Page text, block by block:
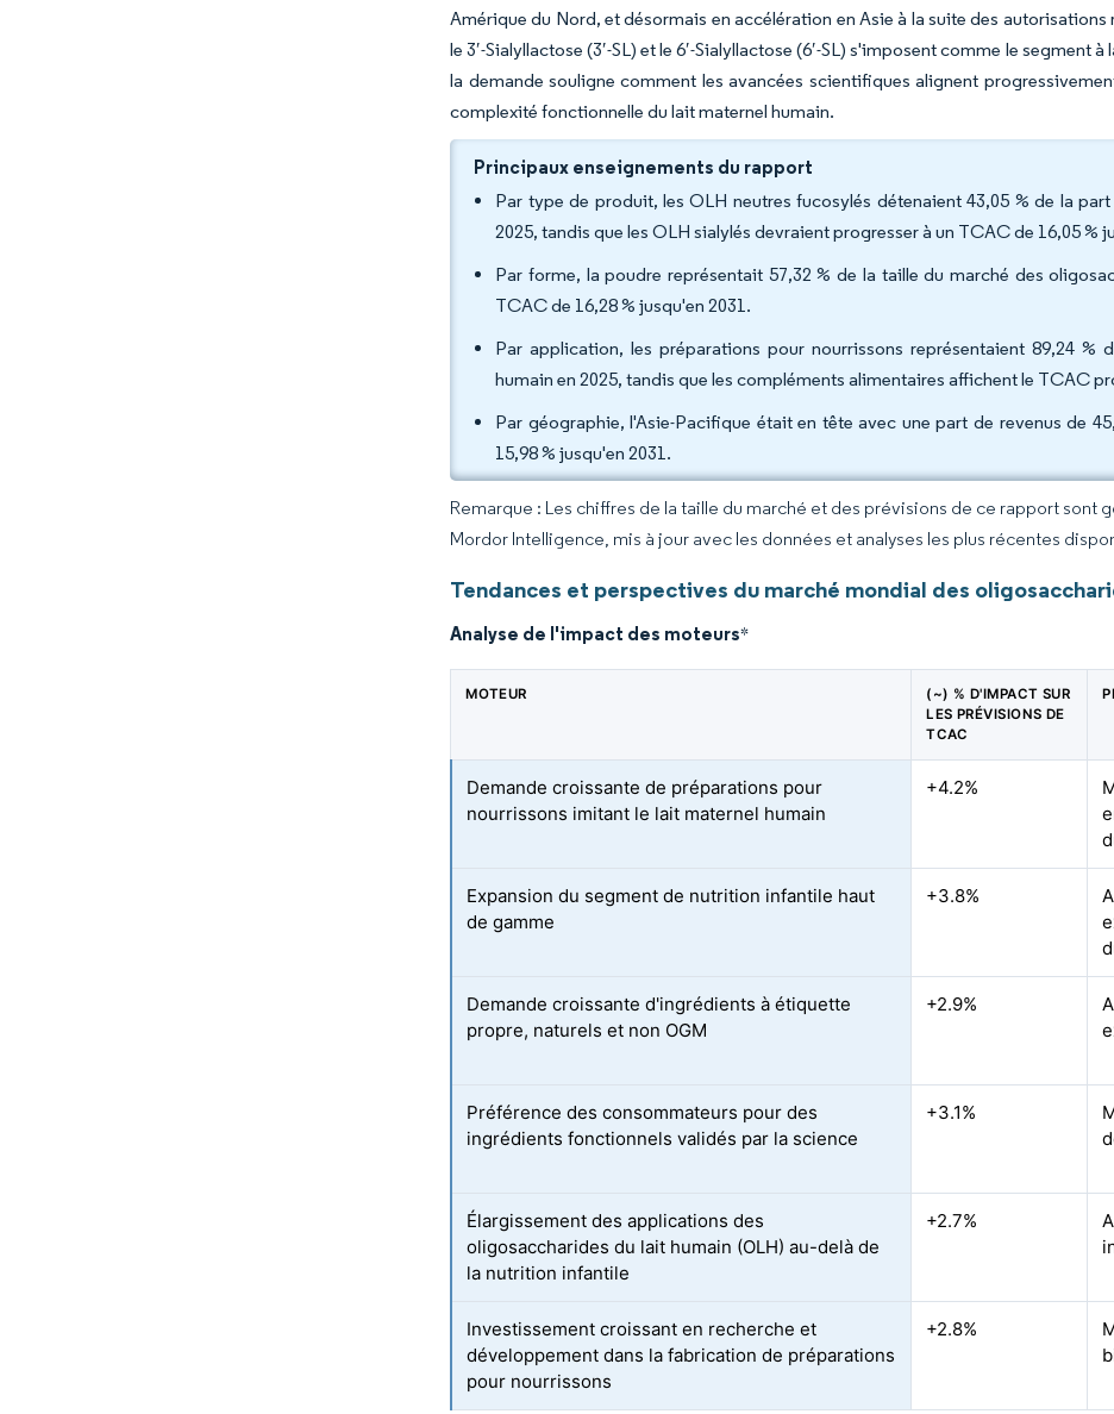
Amérique du Nord, et désormais en accélération en Asie à la suite des
le 3′-Sialyllactose (3′-SL) et le 6′-Sialyllactose (6′-SL) s'imposent comme le
la demande souligne comment les avancées scientifiques alignent
complexité fonctionnelle du lait maternel humain.
Principaux enseignements du rapport
Par type de produit, les OLH neutres fucosylés détenaient 43,05 % de la
2025, tandis que les OLH sialylés devraient progresser à un TCAC de 16,05 %
Par forme, la poudre représentait 57,32 % de la taille du marché des
TCAC de 16,28 % jusqu'en 2031.
Par application, les préparations pour nourrissons représentaient 89,24
humain en 2025, tandis que les compléments alimentaires affichent le TCAC
Par géographie, l'Asie-Pacifique était en tête avec une part de revenus de
15,98 % jusqu'en 2031.
Remarque : Les chiffres de la taille du marché et des prévisions de ce rapport sont
Mordor Intelligence, mis à jour avec les données et analyses les plus récentes
Tendances et perspectives du marché mondial des
Analyse de l'impact des moteurs*
MOTEUR
(~) % D'IMPACT SUR
LES PRÉVISIONS DE
TCAC
Demande croissante de préparations pour
nourrissons imitant le lait maternel humain
+4.2%
Expansion du segment de nutrition infantile haut
de gamme
+3.8%
Demande croissante d'ingrédients à étiquette
propre, naturels et non OGM
+2.9%
Préférence des consommateurs pour des
ingrédients fonctionnels validés par la science
+3.1%
Élargissement des applications des
oligosaccharides du lait humain (OLH) au-delà de
la nutrition infantile
+2.7%
Investissement croissant en recherche et
développement dans la fabrication de préparations
pour nourrissons
+2.8%